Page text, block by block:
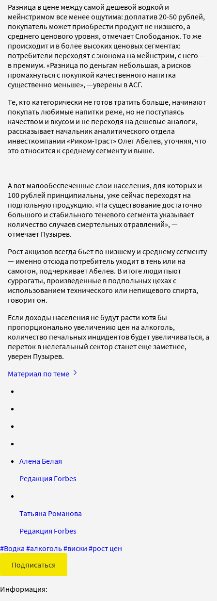
Разница в цене между самой дешевой водкой и
мейнстримом все менее ощутима: доплатив 20-50 рублей,
покупатель может приобрести продукт не низшего, а
среднего ценового уровня, отмечает Слободанюк. То же
происходит и в более высоких ценовых сегментах:
потребители переходят с эконома на мейнстрим, с него —
в премиум. «Разница по деньгам небольшая, а рисков
промахнуться с покупкой качественного напитка
существенно меньше», —уверены в АСГ.
Те, кто категорически не готов тратить больше, начинают
покупать любимые напитки реже, но не поступаясь
качеством и вкусом и не переходя на дешевые аналоги,
рассказывает начальник аналитического отдела
инвесткомпании «Риком-Траст» Олег Абелев, уточняя, что
это относится к среднему сегменту и выше.
А вот малообеспеченные слои населения, для которых и
100 рублей принципиальны, уже сейчас переходят на
подпольную продукцию. «На существование достаточно
большого и стабильного теневого сегмента указывает
количество случаев смертельных отравлений», —
отмечает Пузырев.
Рост акцизов всегда бьет по низшему и среднему сегменту
— именно отсюда потребитель уходит в тень или на
самогон, подчеркивает Абелев. В итоге люди пьют
суррогаты, произведенные в подпольных цехах с
использованием технического или непищевого спирта,
говорит он.
Если доходы населения не будут расти хотя бы
пропорционально увеличению цен на алкоголь,
количество печальных инцидентов будет увеличиваться, а
переток в нелегальный сектор станет еще заметнее,
уверен Пузырев.
Материал по теме
Алена Белая
Редакция Forbes
Татьяна Романова
Редакция Forbes
#Водка #алкоголь#виски #рост цен
Подписаться
Информация: